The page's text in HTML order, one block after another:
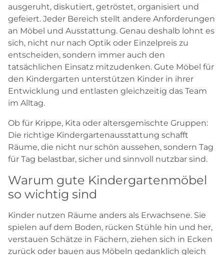
ausgeruht, diskutiert, getröstet, organisiert und
gefeiert. Jeder Bereich stellt andere Anforderungen
an Möbel und Ausstattung. Genau deshalb lohnt es
sich, nicht nur nach Optik oder Einzelpreis zu
entscheiden, sondern immer auch den
tatsächlichen Einsatz mitzudenken. Gute Möbel für
den Kindergarten unterstützen Kinder in ihrer
Entwicklung und entlasten gleichzeitig das Team
im Alltag.
Ob für Krippe, Kita oder altersgemischte Gruppen:
Die richtige Kindergartenausstattung schafft
Räume, die nicht nur schön aussehen, sondern Tag
für Tag belastbar, sicher und sinnvoll nutzbar sind.
Warum gute Kindergartenmöbel
so wichtig sind
Kinder nutzen Räume anders als Erwachsene. Sie
spielen auf dem Boden, rücken Stühle hin und her,
verstauen Schätze in Fächern, ziehen sich in Ecken
zurück oder bauen aus Möbeln gedanklich gleich